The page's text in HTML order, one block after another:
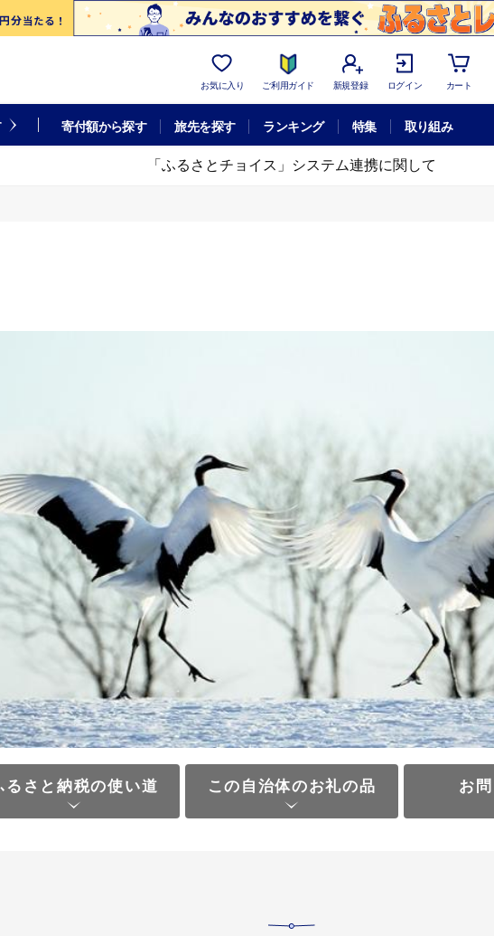
お気に入り ご利用ガイド 新規登録 ログイン カート
寄付額から探す 旅先を探す ランキング 特集 取り組み
「ふるさとチョイス」システム連携に関して
るさと納税の使い道 この自治体のお礼の品 お